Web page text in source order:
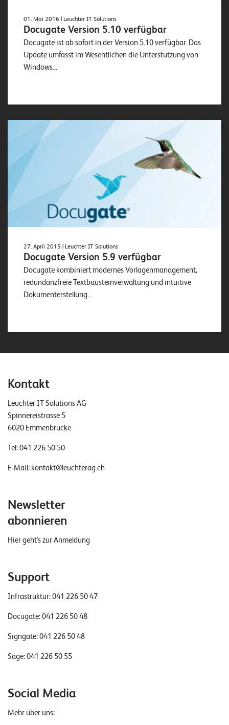
01. Mai 2016 | Leuchter IT Solutions
Docugate Version 5.10 verfügbar
Docugate ist ab sofort in der Version 5.10 verfügbar. Das
Update umfasst im Wesentlichen die Unterstützung von
Windows...
27. April 2015 | Leuchter IT Solutions
Docugate Version 5.9 verfügbar
Docugate kombiniert modernes Vorlagenmanagement,
redundanzfreie Textbausteinverwaltung und intuitive
Dokumenterstellung...
Kontakt
Leuchter IT Solutions AG
Spinnereistrasse 5
6020 Emmenbrücke
Tel:041 226 50 50
E-Mail: kontakt@leuchterag.ch
Newsletter
abonnieren
Hier geht's zur Anmeldung
Support
Infrastruktur:041 226 50 47
Docugate:041 226 50 48
Signgate:041 226 50 48
Sage:041 226 50 55
Social Media
Mehr über uns: